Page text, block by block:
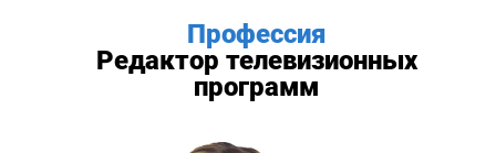
Профессия
Редактор телевизионных
программ